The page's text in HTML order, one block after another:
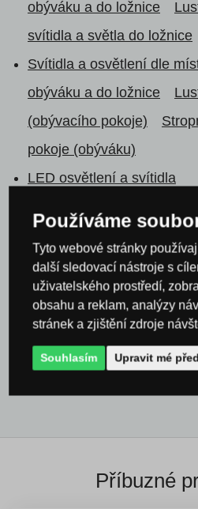
obýváku a do ložnice
svítidla a světla do ložnice
Svítidla a osvětlení dle
obýváku a do ložnice
(obývacího pokoje)
pokoje (obýváku)
LED osvětlení a svítidla
LED osvětlení a svítidla
do obývacího pokoje
Svítidla a osvětlení Trio
Svítidla a osvětlení Trio
Příbuzné
Používáme
Tyto webové stránky
další sledovací nástroje s
uživatelského prostředí,
obsahu a reklam, analýzy
stránek a zjištění zdroje
Souhlasím Upravit mé